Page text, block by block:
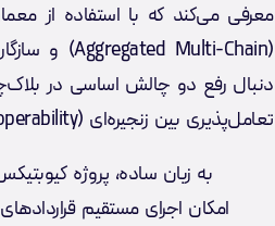
معرفی می‌کند که با استفاده از
تعامل‌پذیری بین زنجیره‌ای (Interoperability).
به زبان ساده، پروژه
امکان اجرای مستقیم